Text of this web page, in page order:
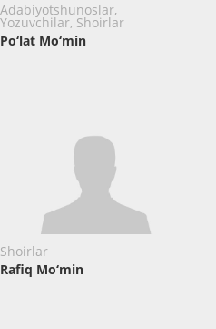
Adabiyotshunoslar,
Yozuvchilar, Shoirlar
Po‘lat Mo‘min
Shoirlar
Rafiq Mo‘min